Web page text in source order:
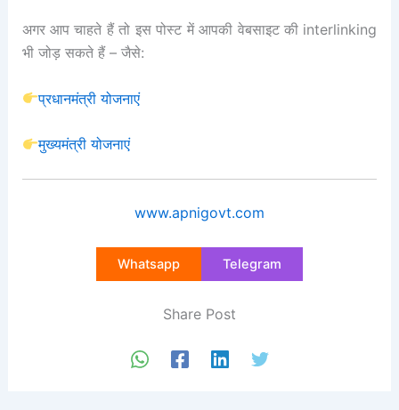
अगर आप चाहते हैं तो इस पोस्ट में आपकी वेबसाइट की interlinking
भी जोड़ सकते हैं – जैसे:
प्रधानमंत्री योजनाएं
मुख्यमंत्री योजनाएं
www.apnigovt.com
Whatsapp Telegram
Share Post